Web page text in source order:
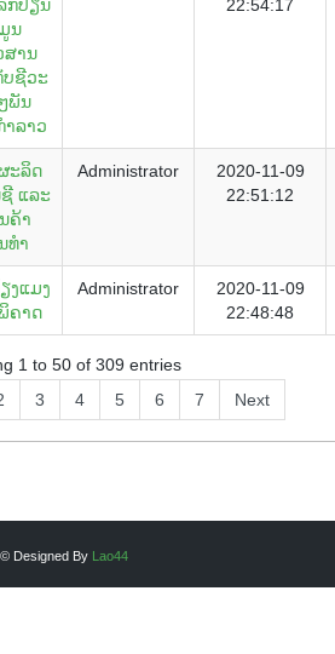
ກປ່ຽນ
ນ
ສານ
ບຊີວະ
ພັນ
ຳລາວ
22:54:17
ະລິດ
ແລະ
ຄ້າ
ທຳ
Administrator
2020-11-09
22:51:12
ງແມງ
ຄາດ
Administrator
2020-11-09
22:48:48
1 to 50 of 309 entries
3 4 5 6 7 Next
© Designed By Lao44